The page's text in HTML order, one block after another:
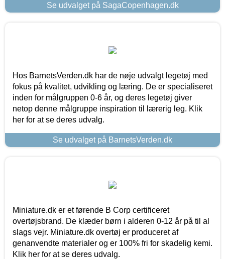
Se udvalget på SagaCopenhagen.dk
Hos BarnetsVerden.dk har de nøje udvalgt legetøj med
fokus på kvalitet, udvikling og læring. De er specialiseret
inden for målgruppen 0-6 år, og deres legetøj giver
netop denne målgruppe inspiration til lærerig leg. Klik
her for at se deres udvalg.
Se udvalget på BarnetsVerden.dk
Miniature.dk er et førende B Corp certificeret
overtøjsbrand. De klæder børn i alderen 0-12 år på til al
slags vejr. Miniature.dk overtøj er produceret af
genanvendte materialer og er 100% fri for skadelig kemi.
Klik her for at se deres udvalg.